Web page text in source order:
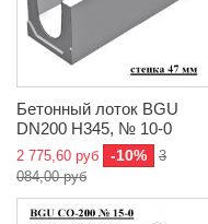
Бетонный лоток BGU
DN200 H345, № 10-0
2 775,60 руб -10%
3
084,00 руб